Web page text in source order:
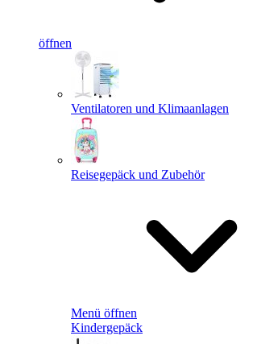
öffnen
Ventilatoren und Klimaanlagen
Reisegepäck und Zubehör
Menü öffnen
Kindergepäck